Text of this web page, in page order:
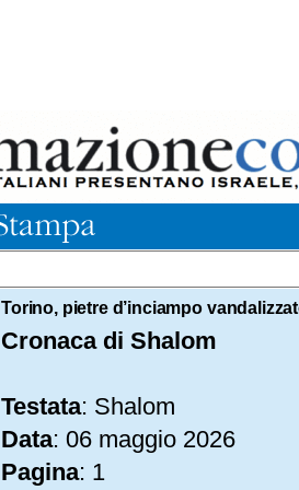
Torino, pietre d’inciampo
Cronaca di Shalom
Testata: Shalom
Data: 06 maggio 2026
Pagina: 1